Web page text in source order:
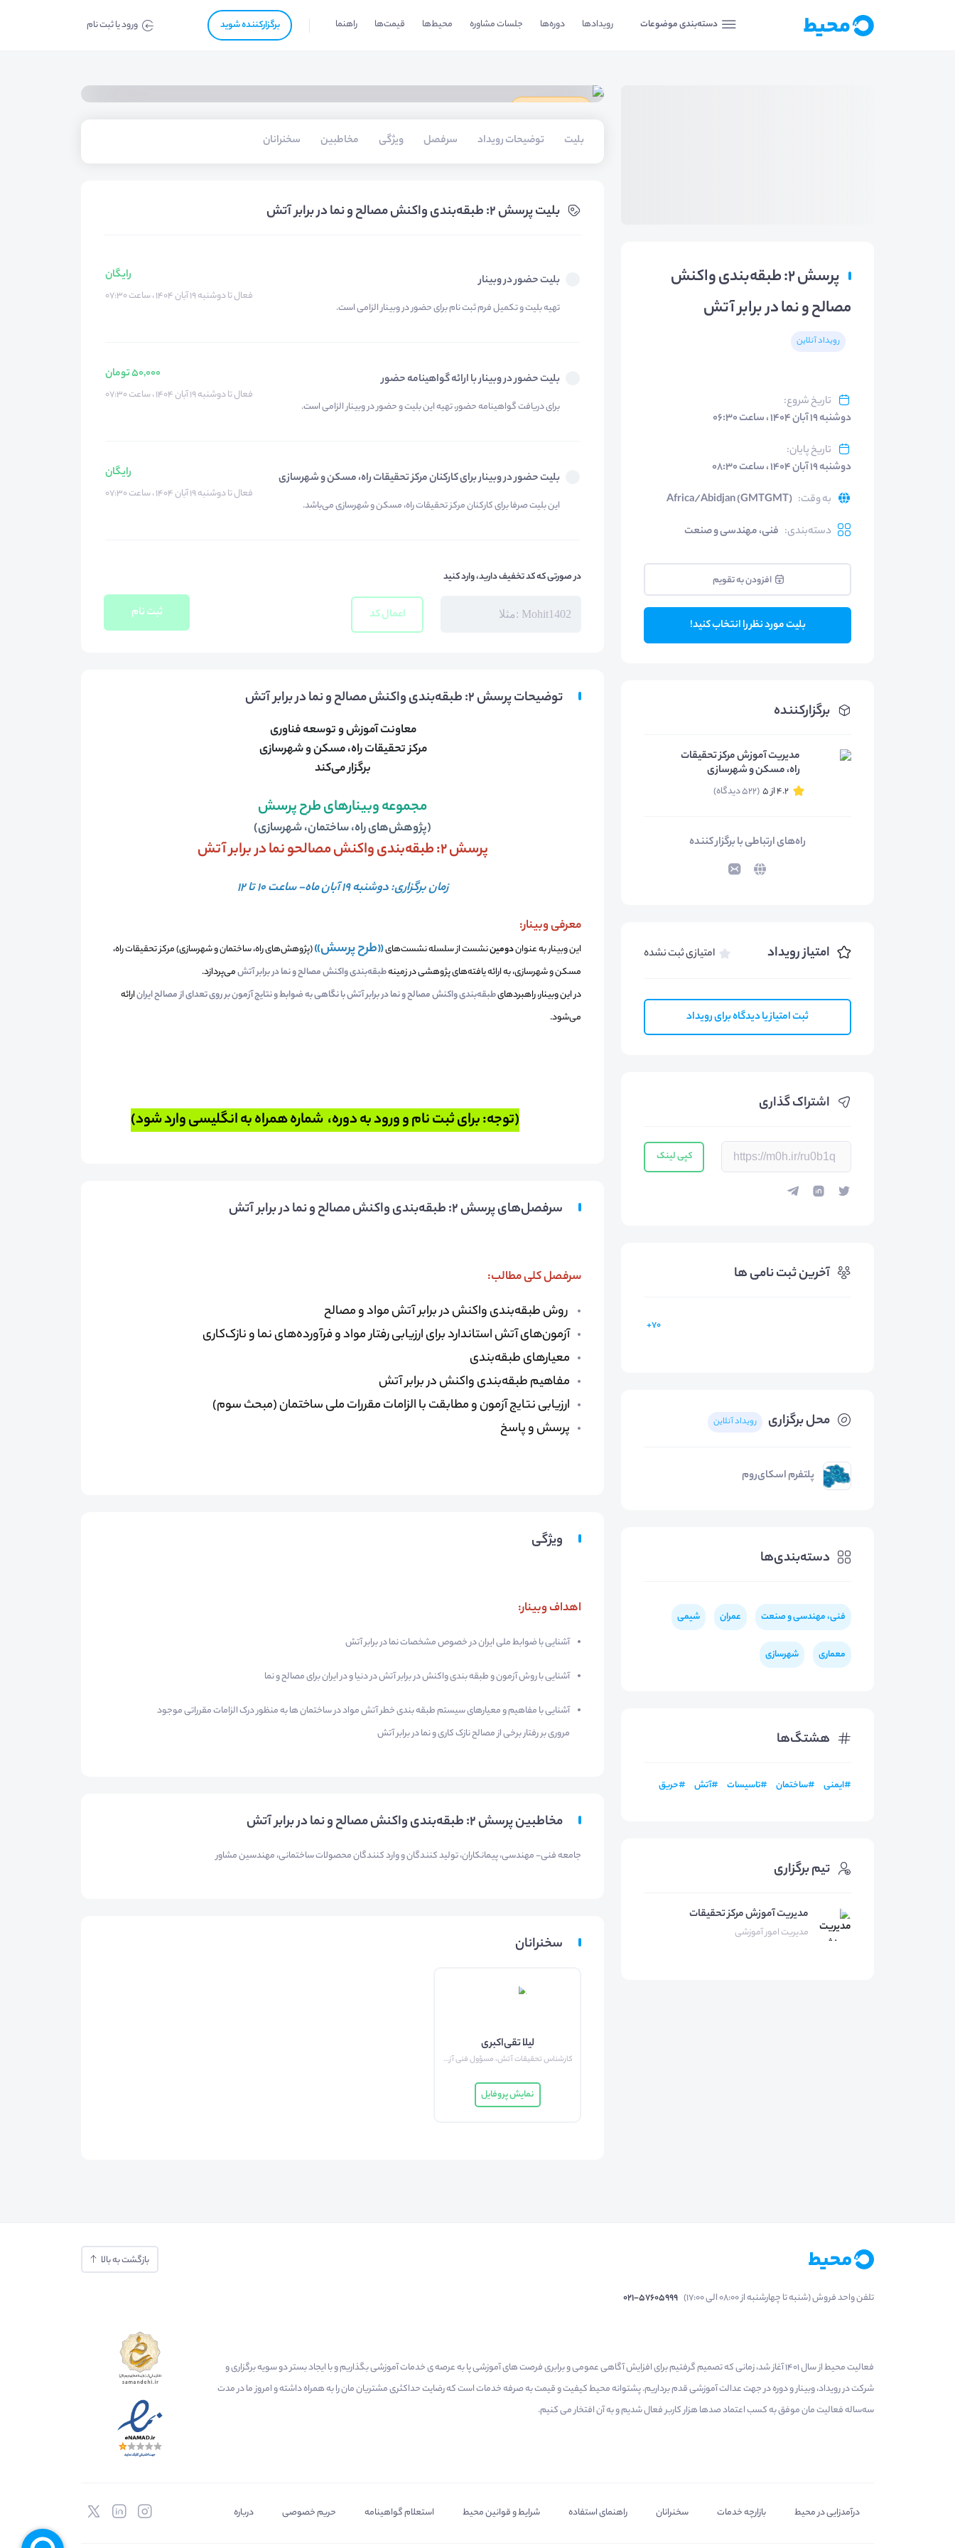
دسته‌بندی موضوعات رویدادها دوره‌ها جلسات مشاوره محیط‌ها قیمت‌ها راهنما برگزار‌‌کننده شوید ورود یا ثبت نام
پرسش 2: طبقه‌بندی واکنش
مصالح و نما در برابر آتش
رویداد آنلاین
تاریخ شروع:
دوشنبه ۱۹ آبان ۱۴۰۴ ، ساعت ۰۶:۳۰
تاریخ پایان:
دوشنبه ۱۹ آبان ۱۴۰۴ ، ساعت ۰۸:۳۰
به وقت:
Africa/Abidjan (GMTGMT)
دسته‌بندی: فنی، مهندسی و صنعت
افزودن به تقویم
بلیت مورد نظر را انتخاب کنید!
برگزارکننده
مدیریت آموزش مرکز تحقیقات
راه، مسکن و شهرسازی
4.2 از 5 (522 دیدگاه)
راه‌های ارتباطی با برگزار کننده
امتیاز رویداد امتیازی ثبت نشده
ثبت امتیاز یا دیدگاه برای رویداد
اشتراک گذاری
کپی لینک
آخرین ثبت نامی ها
70+
محل برگزاری رویداد آنلاین
پلتفرم اسکای‌روم
دسته‌بندی‌ها
فنی، مهندسی و صنعت عمران شیمی
معماری شهرسازی
هشتگ‌ها
#ایمنی #ساختمان #تاسیسات #آتش #حریق
تیم برگزاری
مدیریت آموزش مرکز تحقیقات
مدیریت امور آموزشی
بلیت‌ توضیحات رویداد سرفصل ویژگی مخاطبین سخنرانان
بلیت‌ پرسش 2: طبقه‌بندی واکنش مصالح و نما در برابر آتش
بلیت حضور در وبینار
تهیه بلیت و تکمیل فرم ثبت نام برای حضور در وبینار الزامی است.
رایگان
فعال تا دوشنبه ۱۹ آبان ۱۴۰۴ ، ساعت ۰۷:۳۰
بلیت حضور در وبینار با ارائه گواهینامه حضور
برای دریافت گواهینامه حضور، تهیه این بلیت و حضور در وبینار الزامی است.
50,000 تومان
فعال تا دوشنبه ۱۹ آبان ۱۴۰۴ ، ساعت ۰۷:۳۰
بلیت حضور در وبینار برای کارکنان مرکز تحقیقات راه، مسکن و شهرسازی
این بلیت صرفا برای کارکنان مرکز تحقیقات راه، مسکن و شهرسازی می‌باشد.
رایگان
فعال تا دوشنبه ۱۹ آبان ۱۴۰۴ ، ساعت ۰۷:۳۰
در صورتی که کد تخفیف دارید، وارد کنید
اعمال کد ثبت نام
توضیحات پرسش 2: طبقه‌بندی واکنش مصالح و نما در برابر آتش
معاونت آموزش و توسعه فناوری
مرکز تحقیقات راه، مسکن و شهرسازی
برگزار می‌کند
مجموعه وبینارهای طرح پرسش
(پژوهش‌های راه، ساختمان، شهرسازی)
پرسش 2: طبقه‌بندی واکنش مصالحو نما در برابر آتش
زمان برگزاری: دوشنبه 19 آبان ماه- ساعت 10 تا 12
معرفی وبینار:
این وبینار به عنواندومیننشست از سلسله نشست‌های«طرح پرسش»(پژوهش‌های راه، ساختمان و شهرسازی) مرکز تحقیقات راه،
مسکن و شهرسازی، به ارائه یافته‌های پژوهشی در زمینهطبقه‌بندی واکنش مصالح و نما در برابر آتشمی‌پردازد.
در این وبینار، راهبردهایطبقه‌بندی واکنش مصالح و نما در برابر آتش با نگاهی به ضوابط و نتایج آزمون بر روی تعدای از مصالح ایرانارائه
می‌شود.
(توجه: برای ثبت نام و ورود به دوره، شماره همراه به انگلیسی وارد شود)
سرفصل‌های پرسش 2: طبقه‌بندی واکنش مصالح و نما در برابر آتش
سرفصل کلی مطالب:
روش طبقه‌بندی واکنش در برابر آتش مواد و مصالح
آزمون‌های آتش استاندارد برای ارزیابی رفتار مواد و فرآورده‌های نما و نازک‌کاری
معیارهای طبقه‌بندی
مفاهیم طبقه‌‌بندی واکنش در برابر آتش
ارزیابی نتایج آزمون و مطابقت با الزامات مقررات ملی ساختمان (مبحث سوم)
پرسش و پاسخ
ویژگی
اهداف وبینار:
آشنایی با ضوابط ملی ایران در خصوص مشخصات نما در برابر آتش
آشنایی با روش آزمون و طبقه بندی واکنش در برابر آتش در دنیا و در ایران برای مصالح و نما
آشنایی با مفاهیم و معیارهای سیستم طبقه بندی خطر آتش مواد در ساختمان ها به منظور درک الزامات مقرراتی موجود
مروری بر رفتار برخی از مصالح نازک کاری و نما در برابر آتش
مخاطبین پرسش 2: طبقه‌بندی واکنش مصالح و نما در برابر آتش
​جامعه فنی- مهندسی، پیمانکاران، تولید کنندگان و وارد کنندگان محصولات ساختمانی، مهندسین مشاور​
سخنرانان
لیلا تقی‌اکبری
کارشناس تحقیقات آتش، مسؤول فنی آزمایشگاه آتش
نمایش پروفایل
بازگشت به بالا
تلفن واحد فروش (شنبه تا چهارشنبه از 08:00 الی 17:00) 021-57605999
فعالیت محیط از سال 1401 آغاز شد، زمانی که تصمیم گرفتیم برای افزایش آگاهی عمومی و برابری فرصت های آموزشی پا به عرصه ی خدمات آموزشی بگذاریم و با ایجاد بستر دو سویه برگزاری و
شرکت در رویداد، وبینار و دوره در جهت عدالت آموزشی قدم برداریم. پشتوانه محیط کیفیت و قیمت به صرفه خدمات است که رضایت حداکثری مشتریان مان را به همراه داشته و امروز ما در مدت
سه‌ساله فعالیت مان موفق به کسب اعتماد صدها هزار کاربر فعال شدیم و به آن افتخار می‌ کنیم.
درآمدزایی در محیط بازارچه خدمات سخنرانان راهنمای استفاده شرایط و قوانین محیط استعلام گواهینامه حریم خصوصی درباره